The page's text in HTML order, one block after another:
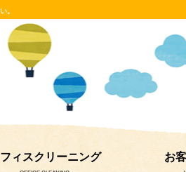
。
ィスクリーニング お